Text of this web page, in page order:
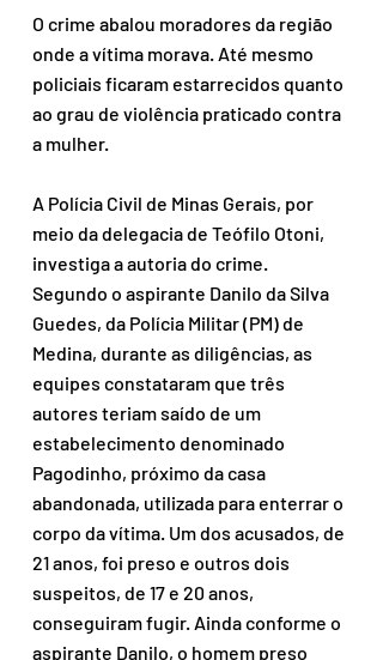
O crime abalou moradores da região
onde a vítima morava. Até mesmo
policiais ficaram estarrecidos quanto
ao grau de violência praticado contra
a mulher.
A Polícia Civil de Minas Gerais, por
meio da delegacia de Teófilo Otoni,
investiga a autoria do crime.
Segundo o aspirante Danilo da Silva
Guedes, da Polícia Militar (PM) de
Medina, durante as diligências, as
equipes constataram que três
autores teriam saído de um
estabelecimento denominado
Pagodinho, próximo da casa
abandonada, utilizada para enterrar o
corpo da vítima. Um dos acusados, de
21 anos, foi preso e outros dois
suspeitos, de 17 e 20 anos,
conseguiram fugir. Ainda conforme o
aspirante Danilo, o homem preso